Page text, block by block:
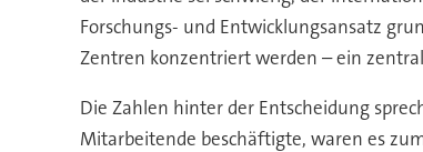
Forschungs- und Entwicklungsansatz
Zentren konzentriert werden – ein
Die Zahlen hinter der Entscheidung
Mitarbeitende beschäftigte, waren es